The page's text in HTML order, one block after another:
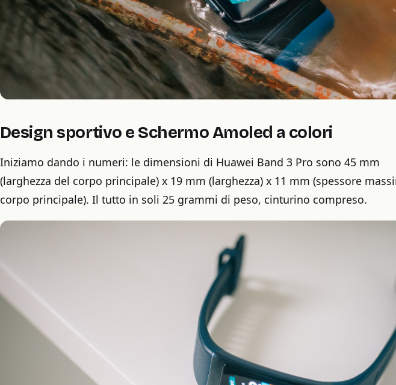
Design sportivo e Schermo Amoled a colori
Iniziamo dando i numeri: le dimensioni di Huawei Band 3 Pro sono 45 mm
(larghezza del corpo principale) x 19 mm (larghezza) x 11 mm (spessore
corpo principale). Il tutto in soli 25 grammi di peso, cinturino compreso.